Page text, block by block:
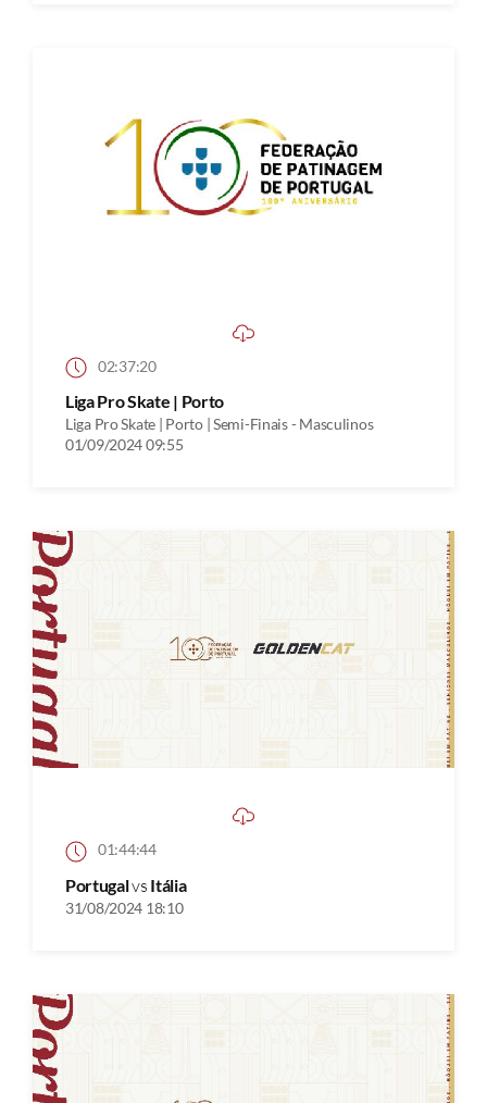
02:37:20
Liga Pro Skate | Porto
Liga Pro Skate | Porto | Semi-Finais - Masculinos
01/09/2024 09:55
01:44:44
Portugalvs Itália
31/08/2024 18:10